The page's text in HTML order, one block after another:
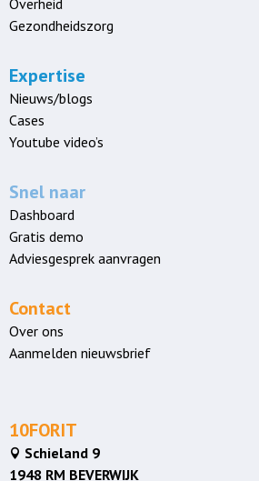
Gezondheidszorg
Expertise
Nieuws/blogs
Cases
Youtube video’s
Snel naar
Dashboard
Gratis demo
Adviesgesprek aanvragen
Contact
Over ons
Aanmelden nieuwsbrief
10FORIT
 Schieland 9
1948 RM BEVERWIJK